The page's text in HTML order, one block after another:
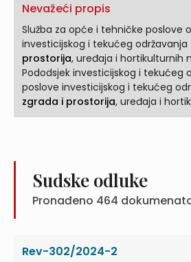
Nevažeći propis
Služba za opće i tehničke poslove
investicijskog i tekućeg održavanja
prostorija, uređaja i hortikulturnih
Pododsjek investicijskog i tekućeg
poslove investicijskog i tekućeg
zgrada i prostorija, uređaja i
Sudske odluke
Pronađeno 464
Rev-302/2024-2